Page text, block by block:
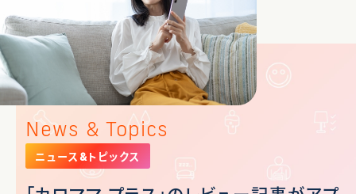
News & Topics
ニュース&トピックス